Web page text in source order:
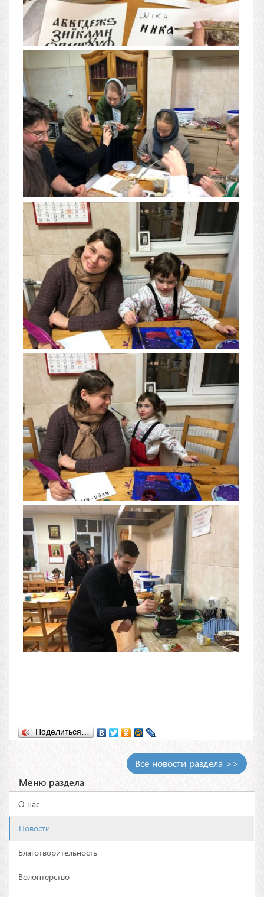
Поделиться…
Все новости раздела >>
Меню раздела
О нас
Новости
Благотворительность
Волонтерство